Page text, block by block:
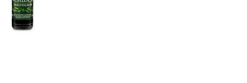
In den Korb